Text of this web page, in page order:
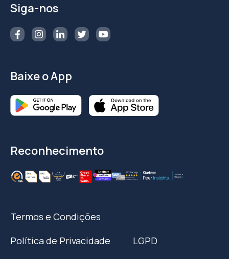
Siga-nos
Baixe o App
Reconhecimento
Termos e Condições
Política de Privacidade
LGPD